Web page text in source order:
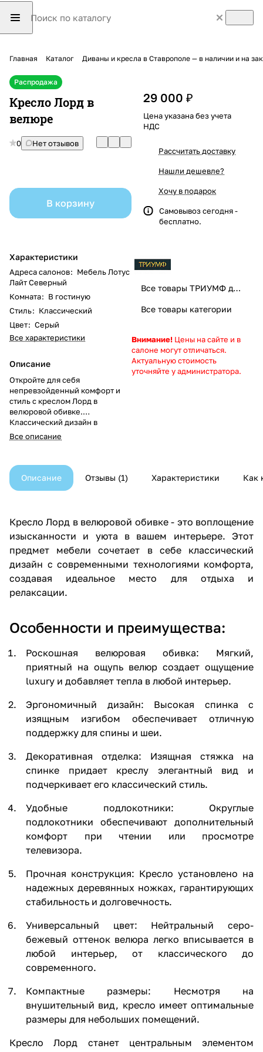
Главная Каталог Диваны и кресла в Ставрополе — в наличии и на
Распродажа
Кресло Лорд в
велюре
0 Нет отзывов
В корзину
Характеристики
Адреса салонов: Мебель Лотус
Лайт Северный
Комната: В гостиную
Стиль: Классический
Цвет: Серый
Все характеристики
Описание
Откройте для себя
непревзойденный комфорт и
стиль с креслом Лорд в
велюровой обивке.
Классический дизайн в
сочетании с современными
материалами создает
вашем доме.
Все описание
29 000 ₽
Цена указана без учета
НДС
Рассчитать доставку
Нашли дешевле?
Хочу в подарок
Самовывоз сегодня -
бесплатно.
Все товары ТРИУМФ диваны
Все товары категории
Внимание! Цены на сайте и в
салоне могут отличаться.
Актуальную стоимость
уточняйте у администратора.
Описание Отзывы 1 Характеристики Как
Кресло Лорд в велюровой обивке - это воплощение
изысканности и уюта в вашем интерьере. Этот
предмет мебели сочетает в себе классический
дизайн с современными технологиями комфорта,
создавая идеальное место для отдыха и
релаксации.
Особенности и преимущества:
Роскошная велюровая обивка: Мягкий,
приятный на ощупь велюр создает ощущение
luxury и добавляет тепла в любой интерьер.
Эргономичный дизайн: Высокая спинка с
изящным изгибом обеспечивает отличную
поддержку для спины и шеи.
Декоративная отделка: Изящная стяжка на
спинке придает креслу элегантный вид и
подчеркивает его классический стиль.
Удобные подлокотники: Округлые
подлокотники обеспечивают дополнительный
комфорт при чтении или просмотре
телевизора.
Прочная конструкция: Кресло установлено на
надежных деревянных ножках, гарантирующих
стабильность и долговечность.
Универсальный цвет: Нейтральный серо-
бежевый оттенок велюра легко вписывается в
любой интерьер, от классического до
современного.
Компактные размеры: Несмотря на
внушительный вид, кресло имеет оптимальные
размеры для небольших помещений.
Кресло Лорд станет центральным элементом